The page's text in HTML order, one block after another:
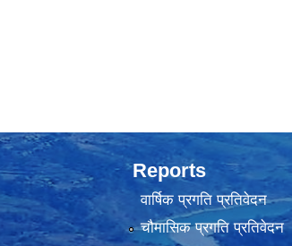
Reports
वार्षिक प्रगति प्रतिवेदन
चौमासिक प्रगति प्रतिवेदन